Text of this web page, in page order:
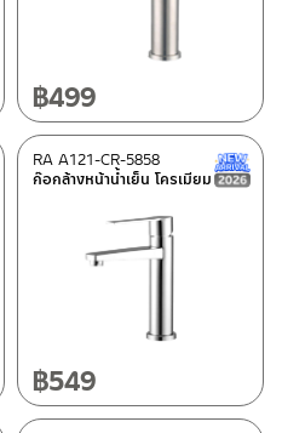
฿499
New Arrival สินค้าใหม่ ปี 2026
ก๊อกล้างหน้าน้ำเย็น โครเมียม
RA A121-CR-5858
฿549